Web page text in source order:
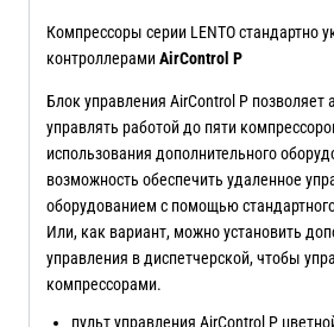
Компрессоры серии LENTO стандартно
контроллерамиAirControl P
Блок управления AirControl P позволяет
управлять работой до пяти
использования дополнительного
возможность обеспечить удаленное
оборудованием с помощью
Или, как вариант, можно установить
управления в диспетчерской, чтобы
компрессорами.
пульт управления AirControl P